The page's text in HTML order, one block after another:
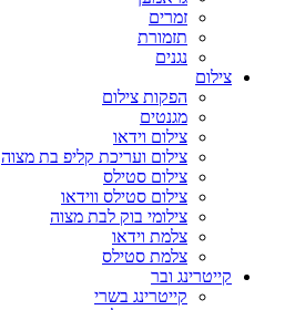
זמרים
תזמורת
נגנים
צילום
הפקות צילום
מגנטים
צילום וידאו
צילום ועריכת קליפ בת מצוה
צילום סטילס
צילום סטילס ווידאו
צילומי בוק לבת מצוה
צלמת וידאו
צלמת סטילס
קייטרינג ובר
קייטרינג בשרי